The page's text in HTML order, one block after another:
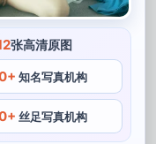
张高清原图
知名写真机构
丝足写真机构
美动人的容颜都让
王萱萱，叉子宝宝
较高水平，她喜欢
以灵活运用各种道